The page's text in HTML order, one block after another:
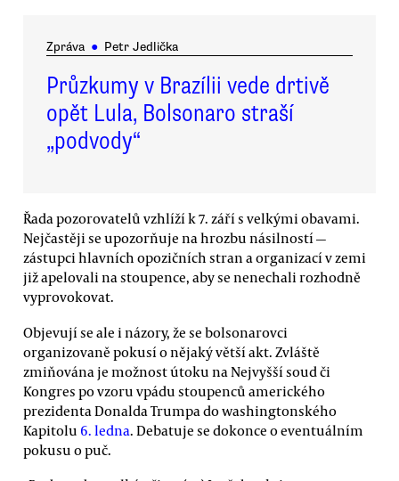
Zpráva ● Petr Jedlička
Průzkumy v Brazílii vede drtivě
opět Lula, Bolsonaro straší
„podvody“
Řada pozorovatelů vzhlíží k 7. září s velkými obavami.
Nejčastěji se upozorňuje na hrozbu násilností —
zástupci hlavních opozičních stran a organizací v zemi
již apelovali na stoupence, aby se nenechali rozhodně
vyprovokovat.
Objevují se ale i názory, že se bolsonarovci
organizovaně pokusí o nějaký větší akt. Zvláště
zmiňována je možnost útoku na Nejvyšší soud či
Kongres po vzoru vpádu stoupenců amerického
prezidenta Donalda Trumpa do washingtonského
Kapitolu 6. ledna. Debatuje se dokonce o eventuálním
pokusu o puč.